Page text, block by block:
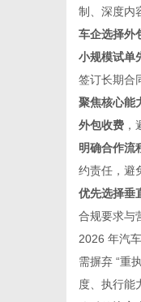
制、深度内
车企选择外
小规模试单
签订长期合
聚焦核心能
外包收费
明确合作流
约责任，避
优先选择垂
合规要求与
2026 年汽
需摒弃 “重
度、执行能